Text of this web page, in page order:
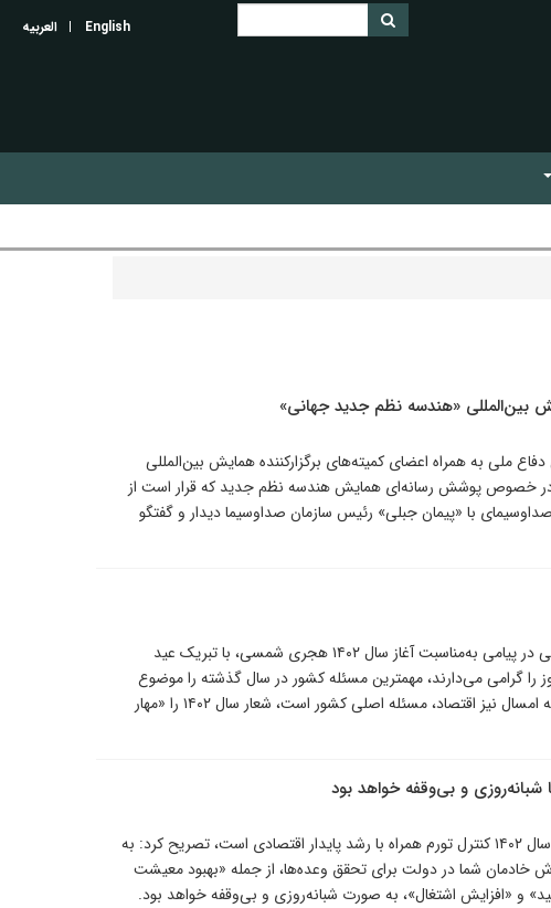
English العربیه
«هندسه نظم جدید جهانی»
ملی به همراه اعضای کمیته‌های برگزارکننده همایش بین‌المللی
خصوص پوشش رسانه‌ای همایش هندسه نظم جدید که قرار است از
در صداوسیمای با «پیمان جبلی» رئیس سازمان صداوسیما دیدار و گفتگو
حضرت آیت‌الله خامنه‌ای رهبر معظم انقلاب اسلامی در پیامی به‌مناسبت آغاز سال ۱۴۰۲ هجری شمسی، با تبریک عید
را گرامی می‌دارند، مهمترین مسئله کشور در سال گذشته را موضوع
اقتصاد و معیشت مردم دانستند و با تاکید بر اینکه امسال نیز اقتصاد، مسئله اصلی کشور است، شعار سال ۱۴۰۲ را «مهار
رئیس جمهور با بیان اینکه برنامه اصلی دولت در سال ۱۴۰۲ کنترل تورم همراه با رشد پایدار اقتصادی است، تصریح کرد: به
خادمان شما در دولت برای تحقق وعده‌ها، از جمله «بهبود معیشت
و «افزایش اشتغال»، به صورت شبانه‌روزی و بی‌وقفه خواهد بود.